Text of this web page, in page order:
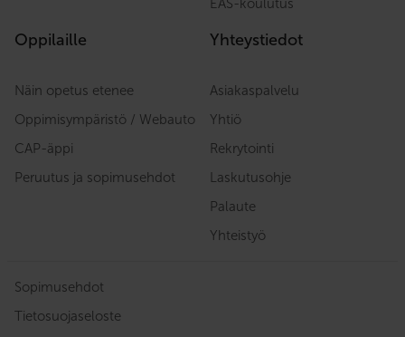
EAS-koulutus
Oppilaille
Näin opetus etenee
Oppimisympäristö / Webauto
CAP-äppi
Peruutus ja sopimusehdot
Yhteystiedot
Asiakaspalvelu
Yhtiö
Rekrytointi
Laskutusohje
Palaute
Yhteistyö
Sopimusehdot
Tietosuojaseloste